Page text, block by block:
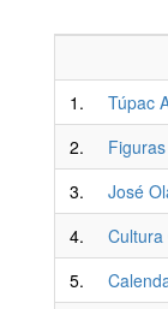
1.
Túpac
2.
3.
José
4.
5.